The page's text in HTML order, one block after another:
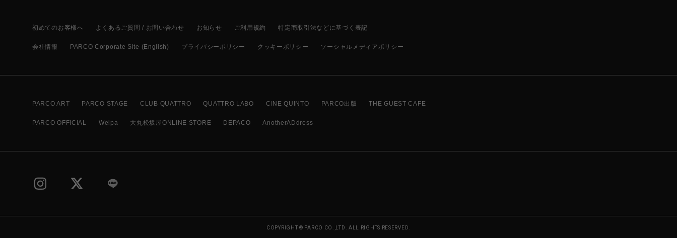
初めてのお客様へ よくあるご質問 / お問い合わせ お知らせ ご利用規約 特定商取引法などに基づく表記
会社情報 PARCO Corporate Site (English) プライバシーポリシー クッキーポリシー ソーシャルメディアポリシー
PARCO ART PARCO STAGE CLUB QUATTRO QUATTRO LABO CINE QUINTO PARCO出版 THE GUEST CAFE
PARCO OFFICIAL Welpa 大丸松坂屋ONLINE STORE DEPACO AnotherADdress
COPYRIGHT © PARCO CO.,LTD. ALL RIGHTS RESERVED.